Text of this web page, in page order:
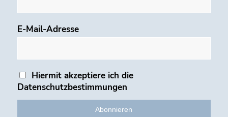
E-Mail-Adresse
Hiermit akzeptiere ich die
Datenschutzbestimmungen